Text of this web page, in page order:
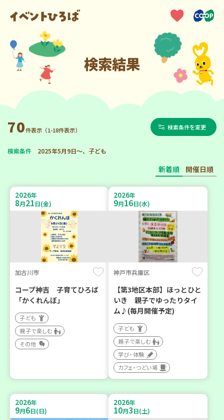
検索結果
70件表示（1-18件表示） 検索条件を変更
検索条件 2025年5月9日～、子ども
新着順 開催日順
2026年
8月21日(金)
加古川市
コープ神吉 子育てひろば
「かくれんぼ」
子ども
親子で楽しむ
その他
2026年
9月16日(水)
神戸市兵庫区
【第3地区本部】ほっとひと
いき 親子でゆったりタイ
ム♪(毎月開催予定)
子ども
親子で楽しむ
学び・体験
カフェ・つどい場
2026年
9月6日(日)
2026年
10月3日(土)